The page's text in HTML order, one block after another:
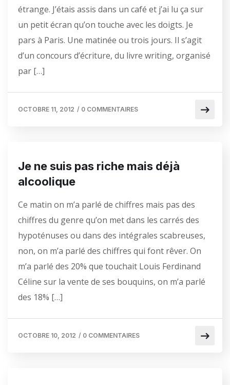
étrange. J’étais assis dans un café et j’ai lu ça sur
un petit écran qu’on touche avec les doigts. Je
pars à Paris. Une matinée ou trois jours. Il s’agit
d’un concours d’écriture, du livre writing, organisé
par […]
OCTOBRE 11, 2012 / 0 COMMENTAIRES
Je ne suis pas riche mais déjà
alcoolique
Ce matin on m’a parlé de chiffres mais pas des
chiffres du genre qu’on met dans les carrés des
hypoténuses ou dans des intégrales scabreuses,
non, on m’a parlé des chiffres qui font rêver. On
m’a parlé des 20% que touchait Louis Ferdinand
Céline sur la vente de ses bouquins, on m’a parlé
des 18% […]
OCTOBRE 10, 2012 / 0 COMMENTAIRES